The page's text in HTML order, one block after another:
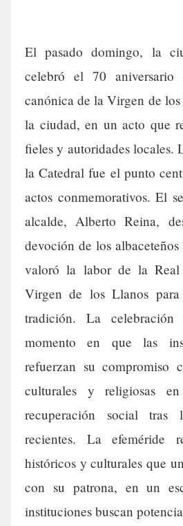
El pasado domingo, la
celebró el 70 aniversario
canónica de la Virgen de
la ciudad, en un acto que
fieles y autoridades locales.
la Catedral fue el punto
actos conmemorativos. El
alcalde, Alberto Reina,
devoción de los
valoró la labor de la
Virgen de los Llanos
tradición. La
momento en que las
refuerzan su compromiso
culturales y religiosas
recuperación social tras
recientes. La efeméride
históricos y culturales que
con su patrona, en un
instituciones buscan